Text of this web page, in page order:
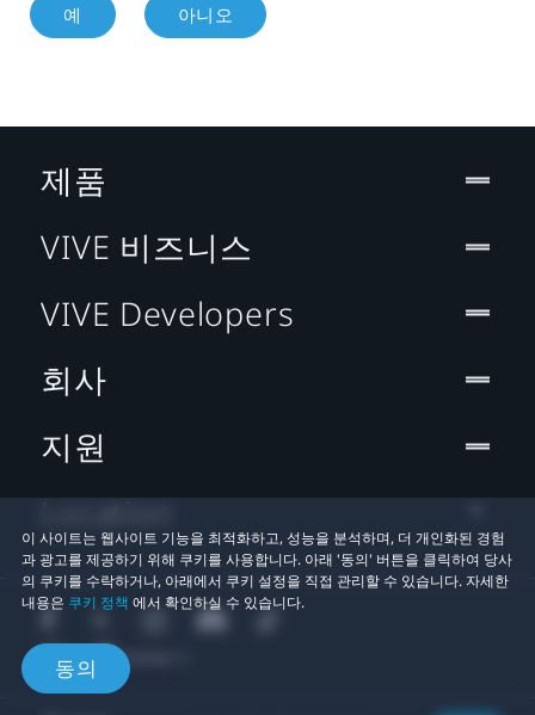
예 아니오
이 사이트는 웹사이트 기능을 최적화하고, 성능을 분석하며, 더 개인화된 경험
과 광고를 제공하기 위해 쿠키를 사용합니다. 아래 '동의' 버튼을 클릭하여 당사
의 쿠키를 수락하거나, 아래에서 쿠키 설정을 직접 관리할 수 있습니다. 자세한
내용은 쿠키 정책 에서 확인하실 수 있습니다.
동의
제품
VIVE 비즈니스
VIVE Developers
회사
지원
Location